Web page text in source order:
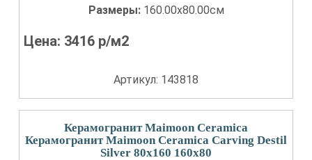
Размеры: 160.00x80.00см
Цена: 3416 р/м2
Артикул: 143818
Керамогранит Maimoon Ceramica
Керамогранит Maimoon Ceramica Carving Destil
Silver 80x160 160x80